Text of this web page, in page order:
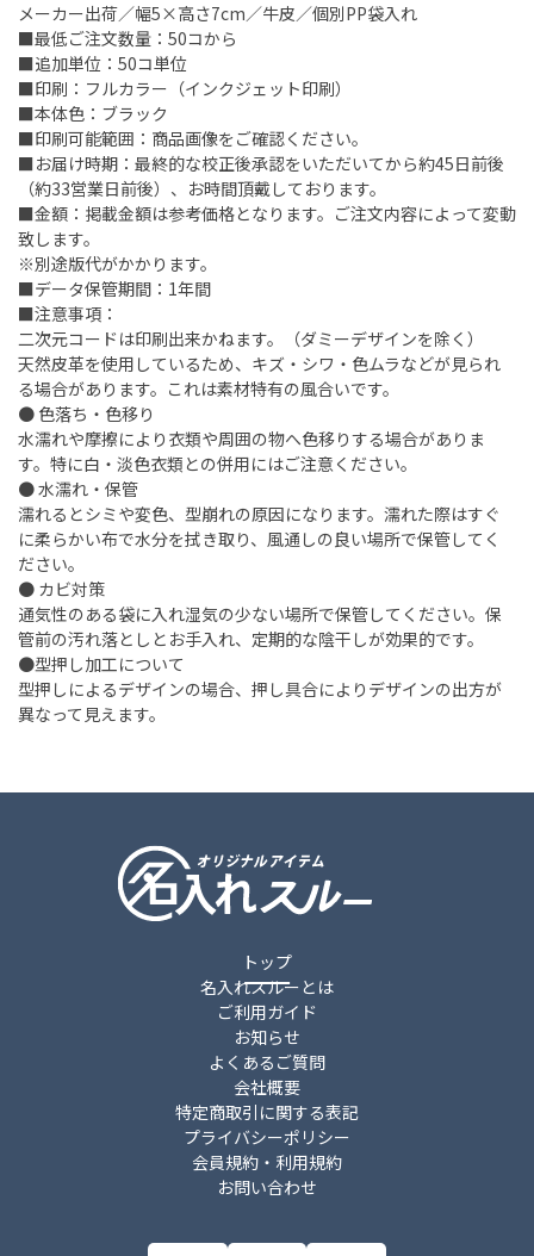
メーカー出荷／幅5×高さ7cm／牛皮／個別PP袋入れ
■最低ご注文数量：50コから
■追加単位：50コ単位
■印刷：フルカラー（インクジェット印刷）
■本体色：ブラック
■印刷可能範囲：商品画像をご確認ください。
■お届け時期：最終的な校正後承認をいただいてから約45日前後
（約33営業日前後）、お時間頂戴しております。
■金額：掲載金額は参考価格となります。ご注文内容によって変動
致します。
※別途版代がかかります。
■データ保管期間：1年間
■注意事項：
二次元コードは印刷出来かねます。（ダミーデザインを除く）
天然皮革を使用しているため、キズ・シワ・色ムラなどが見られ
る場合があります。これは素材特有の風合いです。
● 色落ち・色移り
水濡れや摩擦により衣類や周囲の物へ色移りする場合がありま
す。特に白・淡色衣類との併用にはご注意ください。
● 水濡れ・保管
濡れるとシミや変色、型崩れの原因になります。濡れた際はすぐ
に柔らかい布で水分を拭き取り、風通しの良い場所で保管してく
ださい。
● カビ対策
通気性のある袋に入れ湿気の少ない場所で保管してください。保
管前の汚れ落としとお手入れ、定期的な陰干しが効果的です。
●型押し加工について
型押しによるデザインの場合、押し具合によりデザインの出方が
異なって見えます。​
トップ
名入れスルーとは
ご利用ガイド
お知らせ
よくあるご質問
会社概要
特定商取引に関する表記
プライバシーポリシー
会員規約・利用規約
お問い合わせ